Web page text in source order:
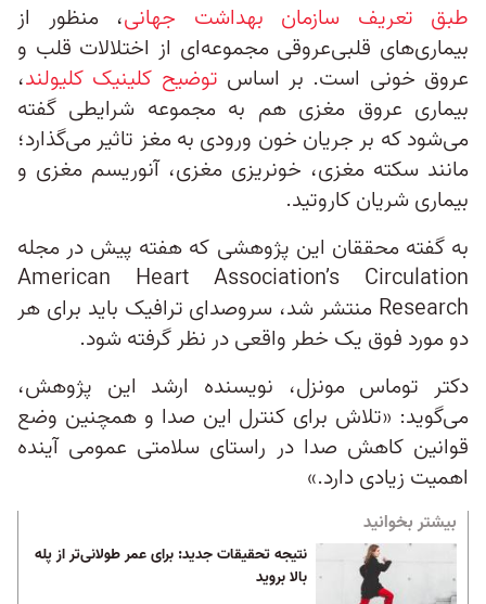
طبق تعریف سازمان بهداشت جهانی،‌ منظور از
بیماری‌های قلبی‌عروقی مجموعه‌ای از اختلالات قلب و
عروق خونی است. بر اساس توضیح کلینیک کلیولند،
بیماری عروق مغزی هم به مجموعه شرایطی گفته
می‌شود که بر جریان خون ورودی به مغز تاثیر می‌گذارد؛
مانند سکته مغزی، خونریزی مغزی، آنوریسم مغزی و
بیماری شریان کاروتید.
به گفته محققان این پژوهشی که هفته پیش در مجله
American Heart Association’s Circulation
Research منتشر شد، سروصدای ترافیک باید برای هر
دو مورد فوق یک خطر واقعی در نظر گرفته شود.
دکتر توماس مونزل، نویسنده ارشد این پژوهش،
می‌گوید: «تلاش برای کنترل این صدا و همچنین وضع
قوانین کاهش صدا در راستای سلامتی عمومی آینده
اهمیت زیادی دارد.»
بیشتر بخوانید
نتیجه تحقیقات جدید: برای عمر طولانی‌تر از پله
بالا بروید